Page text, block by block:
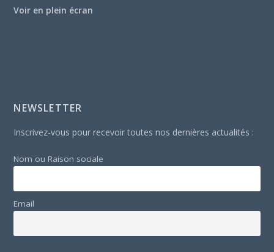
Voir en plein écran
NEWSLETTER
Inscrivez-vous pour recevoir toutes nos dernières actualités :
Nom ou Raison sociale
Email